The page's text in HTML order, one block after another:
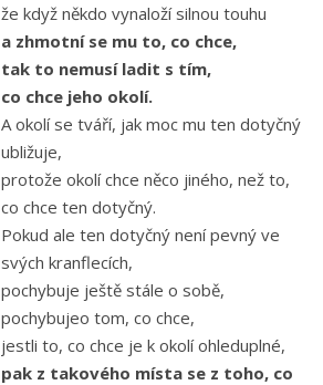
že když někdo vynaloží silnou touhu
a zhmotní se mu to, co chce,
tak to nemusí ladit s tím,
co chce jeho okolí.
A okolí se tváří, jak moc mu ten dotyčný
ubližuje,
protože okolí chce něco jiného, než to,
co chce ten dotyčný.
Pokud ale ten dotyčný není pevný ve
svých kranflecích,
pochybuje ještě stále o sobě,
pochybujeo tom, co chce,
jestli to, co chce je k okolí ohleduplné,
pak z takového místa se z toho, co